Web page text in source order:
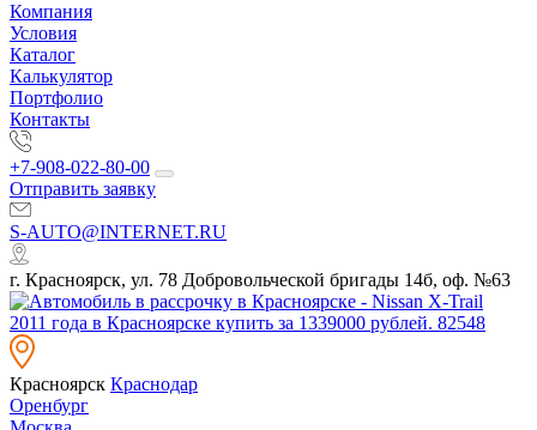
Компания
Условия
Каталог
Калькулятор
Портфолио
Контакты
+7-908-022-80-00
Отправить заявку
S-AUTO@INTERNET.RU
г. Красноярск, ул. 78 Добровольческой бригады 14б, оф. №63
Красноярск Краснодар
Оренбург